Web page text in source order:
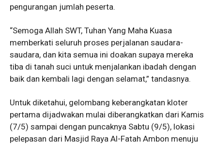
pengurangan jumlah peserta.
“Semoga Allah SWT, Tuhan Yang Maha Kuasa
memberkati seluruh proses perjalanan saudara-
saudara, dan kita semua ini doakan supaya mereka
tiba di tanah suci untuk menjalankan ibadah dengan
baik dan kembali lagi dengan selamat,” tandasnya.
Untuk diketahui, gelombang keberangkatan kloter
pertama dijadwakan mulai diberangkatkan dari Kamis
(7/5) sampai dengan puncaknya Sabtu (9/5), lokasi
pelepasan dari Masjid Raya Al-Fatah Ambon menuju